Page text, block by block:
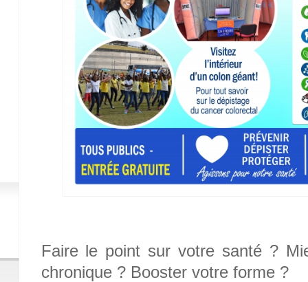
Faire le point sur votre santé ?
chronique ? Booster votre forme ?